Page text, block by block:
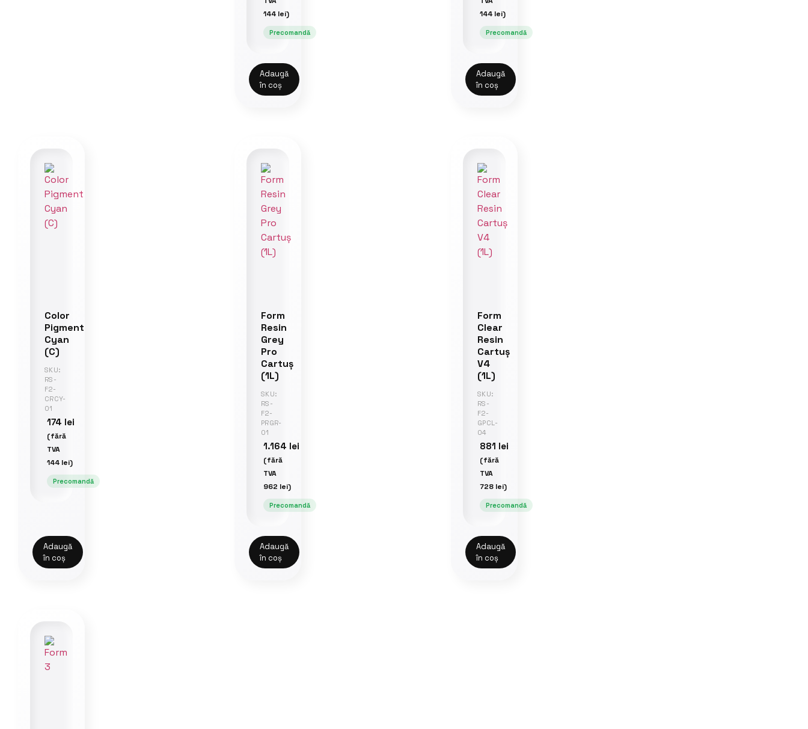
144 lei)
Precomandă
Adaugă
în coș
144 lei)
Precomandă
Adaugă
în coș
Color
Pigment
Cyan
(C)
SKU:
RS-
F2-
CRCY-
01
174 lei
(fără
TVA
144 lei)
Precomandă
Adaugă
în coș
Form
Resin
Grey
Pro
Cartuș
(1L)
SKU:
RS-
F2-
PRGR-
01
1.164 lei
(fără
TVA
962 lei)
Precomandă
Adaugă
în coș
Form
Clear
Resin
Cartuș
V4
(1L)
SKU:
RS-
F2-
GPCL-
04
881 lei
(fără
TVA
728 lei)
Precomandă
Adaugă
în coș